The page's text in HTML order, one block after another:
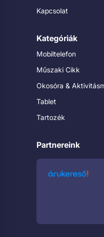
Kapcsolat
Kategóriák
Mobiltelefon
Műszaki Cikk
Okosóra &
Tablet
Tartozék
Partnereink